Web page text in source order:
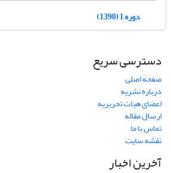
دوره 1 (1390)
دسترسی سریع
صفحه اصلی
درباره نشریه
اعضای هیات تحریریه
ارسال مقاله
تماس با ما
نقشه سایت
آخرین اخبار